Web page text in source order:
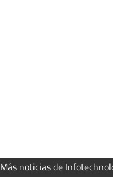
Más noticias de